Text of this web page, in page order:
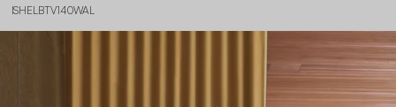
ISHELBTV140WAL